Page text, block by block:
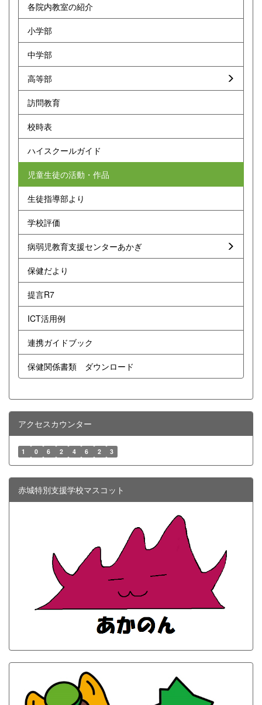
各院内教室の紹介
小学部
中学部
高等部
訪問教育
校時表
ハイスクールガイド
児童生徒の活動・作品
生徒指導部より
学校評価
病弱児教育支援センターあかぎ
保健だより
提言R7
ICT活用例
連携ガイドブック
保健関係書類 ダウンロード
アクセスカウンター
1 0 6 2 4 6 2 3
赤城特別支援学校マスコット